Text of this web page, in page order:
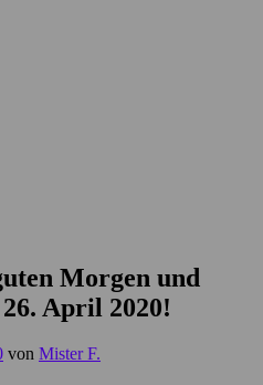
Morgen und
April 2020!
von Mister F.